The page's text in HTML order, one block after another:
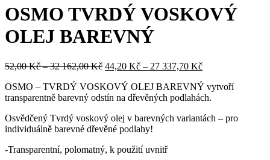
až
44,20 Kč
až
536,00 Kč
OSMO TVRDÝ VOSKOVÝ
OLEJ BAREVNÝ
52,00Kč – 32 162,00KčRozpětí
52,00 Kč
až
162,00 Kč
44,20 Kč – 27 337,70 KčRozpětí
44,20 Kč
až
337,70 Kč
OSMO – TVRDÝ VOSKOVÝ OLEJ BAREVNÝ vytvoří
transparentně barevný odstín na dřevěných podlahách.
Osvědčený Tvrdý voskový olej v barevných variantách – pro
individuálně barevné dřevěné podlahy!
-Transparentní, polomatný, k použití uvnitř